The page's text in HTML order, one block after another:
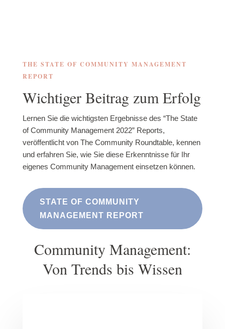
THE STATE OF COMMUNITY MANAGEMENT
REPORT
Wichtiger Beitrag zum Erfolg
Lernen Sie die wichtigsten Ergebnisse des “The State
of Community Management 2022” Reports,
veröffentlicht von The Community Roundtable, kennen
und erfahren Sie, wie Sie diese Erkenntnisse für Ihr
eigenes Community Management einsetzen können.
STATE OF COMMUNITY
MANAGEMENT REPORT
Community Management:
Von Trends bis Wissen